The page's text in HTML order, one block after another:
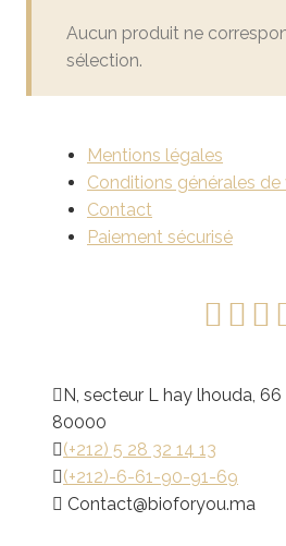
Aucun produit ne
sélection.
Mentions légales
Conditions générales de
Contact
Paiement sécurisé
N, secteur L hay lhouda,
80000
(+212) 5 28 32 14 13
(+212)-6-61-90-91-69
am.uoyrofoib
@tcatnoC